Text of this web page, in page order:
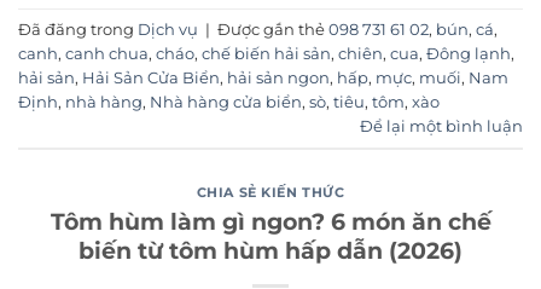
Đã đăng trong Dịch vụ | Được gắn thẻ 098 731 61 02, bún, cá,
canh, canh chua, cháo, chế biến hải sản, chiên, cua, Đông lạnh,
hải sản, Hải Sản Cửa Biển, hải sản ngon, hấp, mực, muối, Nam
Định, nhà hàng, Nhà hàng cửa biển, sò, tiêu, tôm, xào
Để lại một bình luận
CHIA SẺ KIẾN THỨC
Tôm hùm làm gì ngon? 6 món ăn chế
biến từ tôm hùm hấp dẫn (2026)